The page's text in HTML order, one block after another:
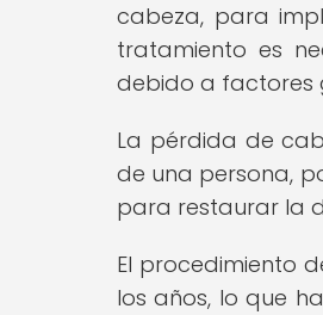
cabeza, para
tratamiento es
debido a factores
La pérdida de
de una persona,
para restaurar la
El procedimiento
los años, lo que